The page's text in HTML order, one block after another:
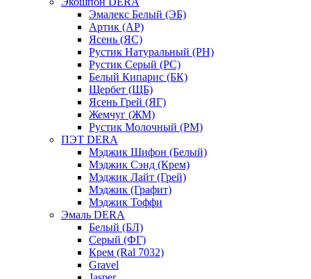
Эмалекс Белый (ЭБ)
Артик (АР)
Ясень (ЯС)
Рустик Натуральный (РН)
Рустик Серый (РС)
Белый Кипарис (БК)
Щербет (ЩБ)
Ясень Грей (ЯГ)
Жемчуг (ЖМ)
Рустик Молочный (РМ)
ПЭТ DERA
Мэджик Шифон (Белый)
Мэджик Сэнд (Крем)
Мэджик Лайт (Грей)
Мэджик (Графит)
Мэджик Тоффи
Эмаль DERA
Белый (БЛ)
Серый (ФГ)
Крем (Ral 7032)
Gravel